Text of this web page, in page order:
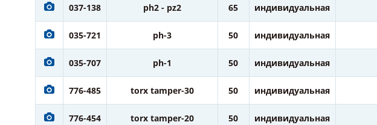
037-138 ph2 - pz2 65 индивидуальная
035-721 ph-3 50 индивидуальная
035-707 ph-1 50 индивидуальная
776-485 torx tamper-30 50 индивидуальная
776-454 torx tamper-20 50 индивидуальная